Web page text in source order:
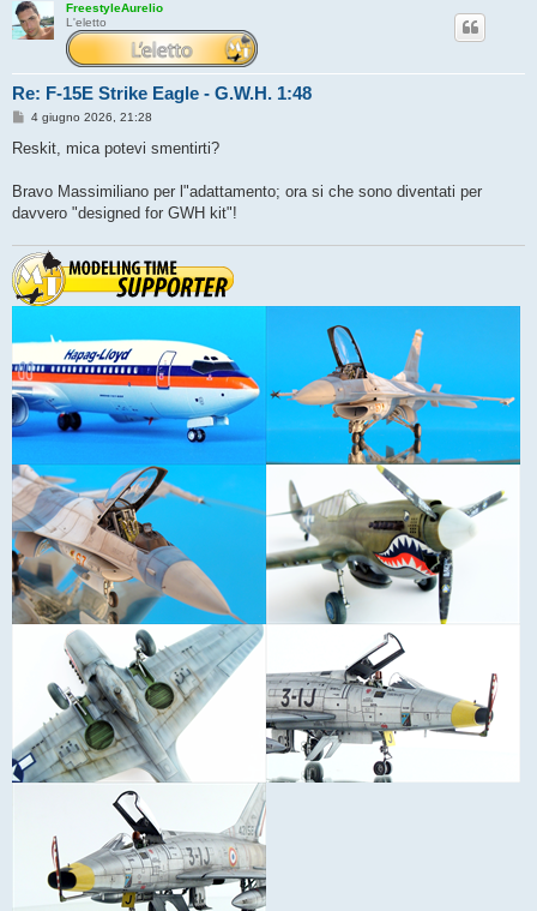
FreestyleAurelio
L'eletto
Re: F-15E Strike Eagle - G.W.H. 1:48
M
s
g
i
4 giugno 2026, 21:28
Reskit, mica potevi smentirti?
Bravo Massimiliano per l"adattamento; ora si che sono diventati per
davvero "designed for GWH kit"!